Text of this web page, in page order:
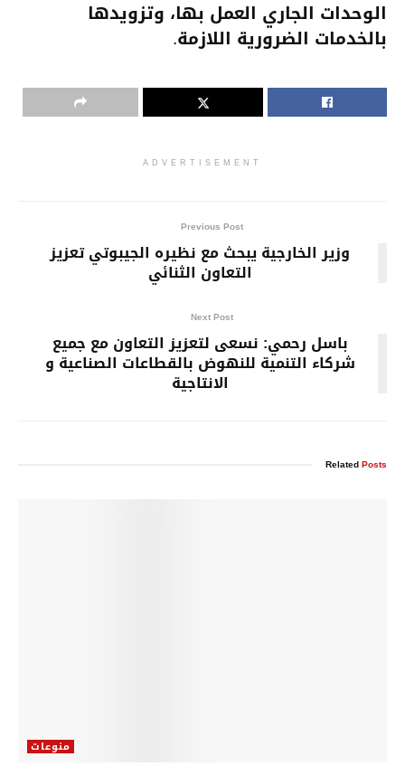
الوحدات الجاري العمل بها، وتزويدها
بالخدمات الضرورية اللازمة.
ADVERTISEMENT
Previous Post
وزير الخارجية يبحث مع نظيره الجيبوتي تعزيز
التعاون الثنائي
Next Post
باسل رحمي: نسعى لتعزيز التعاون مع جميع
شركاء التنمية للنهوض بالقطاعات الصناعية و
الانتاجية
RelatedPosts
منوعات